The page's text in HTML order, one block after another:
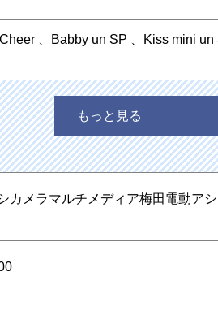
Cheer、 Babby un SP Kiss mini un
もっと見る
カメラマルチメディア梅田電動ア